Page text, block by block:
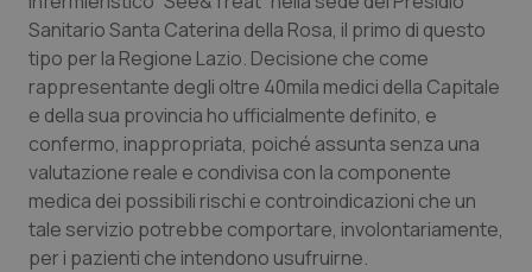
Friuli Venezia Giulia
Lazio
Liguria
Lombardia
Dermatite Atopica
Diabete & glucometri
Disturbi dell’umore
Dolore
Sanitario Santa Caterina della Rosa, il primo di questo
tipo per la Regione Lazio. Decisione che come
rappresentante degli oltre 40mila medici della Capitale
e della sua provincia ho ufficialmente definito, e
confermo, inappropriata, poiché assunta senza una
valutazione reale e condivisa con la componente
medica dei possibili rischi e controindicazioni che un
tale servizio potrebbe comportare, involontariamente,
per i pazienti che intendono usufruirne.